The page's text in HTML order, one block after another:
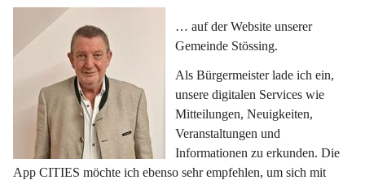
… auf der Website unserer
Gemeinde Stössing.
Als Bürgermeister lade ich ein,
unsere digitalen Services wie
Mitteilungen, Neuigkeiten,
Veranstaltungen und
Informationen zu erkunden. Die
App CITIES möchte ich ebenso sehr empfehlen, um sich mit